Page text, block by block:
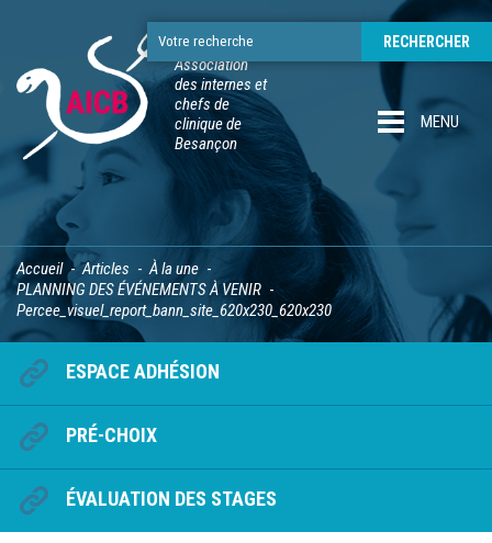
Association
des internes et
chefs de
clinique de
Besançon
MENU
Accueil Articles
À la une
PLANNING DES ÉVÉNEMENTS À VENIR
Percee_visuel_report_bann_site_620x230_620x230
ESPACE ADHÉSION
PRÉ-CHOIX
ÉVALUATION DES STAGES